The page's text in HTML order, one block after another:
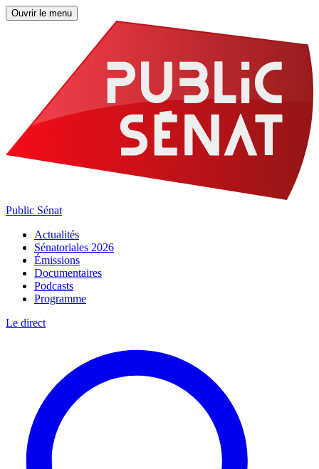
Ouvrir le menu
Public Sénat
Actualités
Sénatoriales 2026
Émissions
Documentaires
Podcasts
Programme
Le direct